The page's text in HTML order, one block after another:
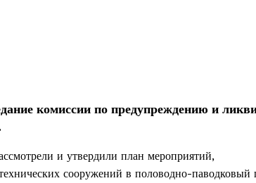
комиссии по предупреждению и
и утвердили план мероприятий,
сооружений в половодно-паводковый